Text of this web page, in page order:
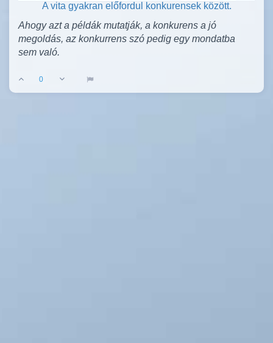
A vita gyakran előfordul konkurensek között.
Ahogy azt a példák mutatják, a konkurens a jó
megoldás, az konkurrens szó pedig egy mondatba
sem való.
0